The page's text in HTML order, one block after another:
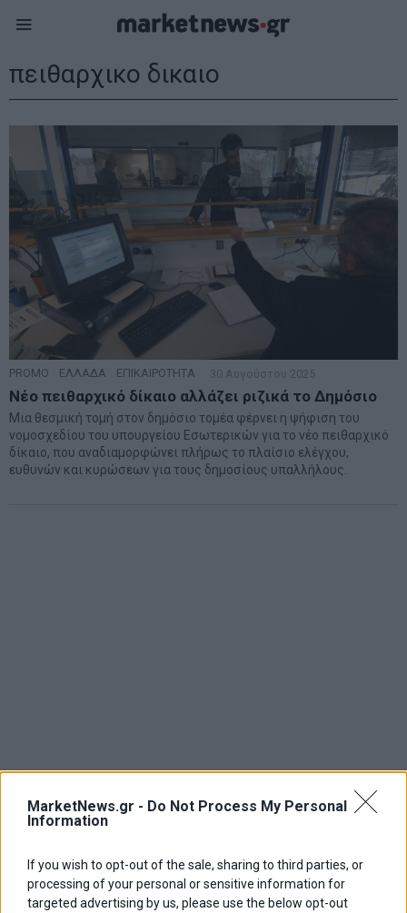
MarketNews.gr - Do Not Process My Personal
Information
If you wish to opt-out of the sale, sharing to third parties, or
processing of your personal or sensitive information for
targeted advertising by us, please use the below opt-out
πειθαρχικο δικαιο
PROMO ΕΛΛΑΔΑ ΕΠΙΚΑΙΡΟΤΗΤΑ 30 Αυγούστου 2025
Νέο πειθαρχικό δίκαιο αλλάζει ριζικά το Δημόσιο
Μια θεσμική τομή στον δημόσιο τομέα φέρνει η ψήφιση του
νομοσχεδίου του υπουργείου Εσωτερικών για το νέο πειθαρχικό
δίκαιο, που αναδιαμορφώνει πλήρως το πλαίσιο ελέγχου,
ευθυνών και κυρώσεων για τους δημοσίους υπαλλήλους.
Ελευθερία Κούρταλη
Οι «τιμωροί» των ομολόγων επέστρεψαν